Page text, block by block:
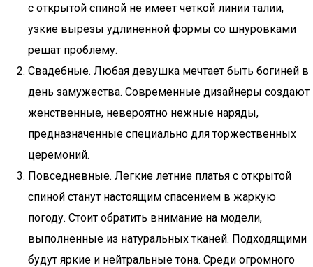
с открытой спиной не имеет четкой линии талии,
узкие вырезы удлиненной формы со шнуровками
решат проблему.
Свадебные. Любая девушка мечтает быть богиней в
день замужества. Современные дизайнеры создают
женственные, невероятно нежные наряды,
предназначенные специально для торжественных
церемоний.
Повседневные. Легкие летние платья с открытой
спиной станут настоящим спасением в жаркую
погоду. Стоит обратить внимание на модели,
выполненные из натуральных тканей. Подходящими
будут яркие и нейтральные тона. Среди огромного